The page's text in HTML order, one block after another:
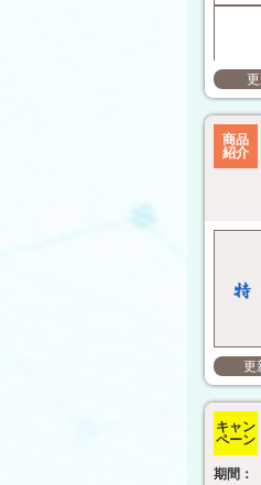
商品
紹介
キャン
ペーン
期間：